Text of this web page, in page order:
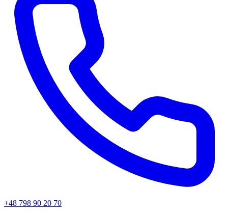
+48 798 90 20 70